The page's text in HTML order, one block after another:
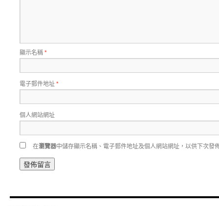
顯示名稱*
電子郵件地址*
個人網站網址
在瀏覽器中儲存顯示名稱、電子郵件地址及個人網站網址，以供下次發